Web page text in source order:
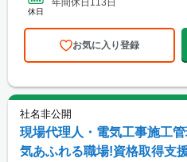
休日
お気に入り登録
社名非公開
現場代理人・電気工事施工
気あふれる職場!資格取得支